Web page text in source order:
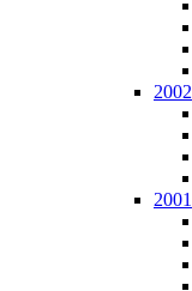
2002
2001